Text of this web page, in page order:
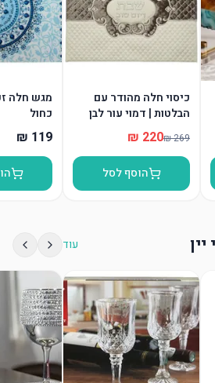
כיסוי חלה מהודר עם
הבלטות | דמוי עור לבן
הוסף לסל
מגש חלה
כחול
עוד